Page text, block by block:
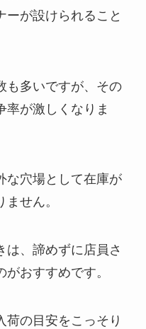
ーが設けられること
も多いですが、その
率が激しくなりま
な穴場として在庫が
せん。
は、諦めずに店員さ
おすすめです。
荷の目安をこっそり